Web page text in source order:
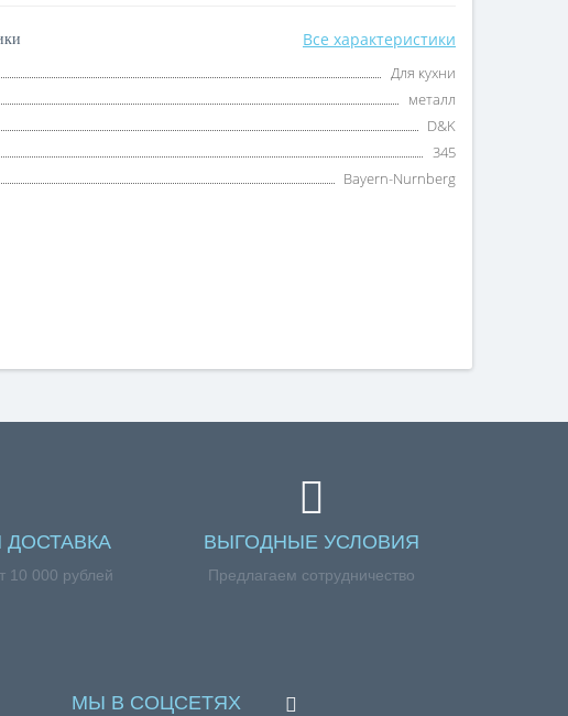
Все характеристики
Для кухни
металл
D&K
345
Bayern-Nurnberg
ДОСТАВКА
10 000 рублей
ВЫГОДНЫЕ УСЛОВИЯ
Предлагаем сотрудничество
МЫ В СОЦСЕТЯХ